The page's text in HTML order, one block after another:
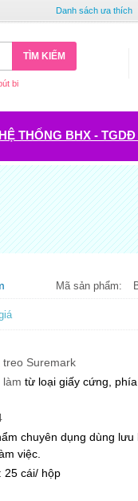
Danh sách ưa thích
TÌM KIẾM
bi
HỆ THỐNG BHX -
Mã sản phẩm:
Suremark
từ loại giấy cứng,
chuyên dụng dùng
việc.
25 cái/ hộp